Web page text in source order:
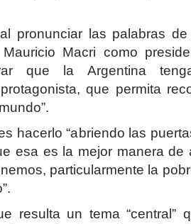
pronunciar las palabras
Mauricio Macri como
que la Argentina
que permita
hacerlo “abriendo las
esa es la mejor manera de
particularmente la
resulta un tema “central”